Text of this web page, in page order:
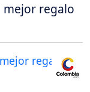
mejor regalo